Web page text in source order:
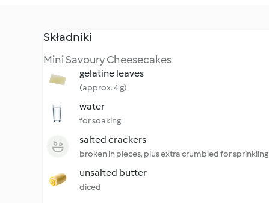
Składniki
Mini Savoury Cheesecakes
gelatine leaves
(approx. 4 g)
water
for soaking
salted crackers
broken in pieces, plus extra crumbled for sprinkling
unsalted butter
diced